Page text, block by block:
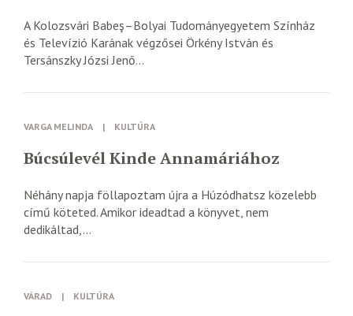
A Kolozsvári Babeş–Bolyai Tudományegyetem Színház
és Televízió Karának végzősei Örkény István és
Tersánszky Józsi Jenő...
VARGA MELINDA | KULTÚRA
Búcsúlevél Kinde Annamáriához
Néhány napja föllapoztam újra a Húzódhatsz közelebb
című köteted. Amikor ideadtad a könyvet, nem
dedikáltad,...
VÁRAD | KULTÚRA